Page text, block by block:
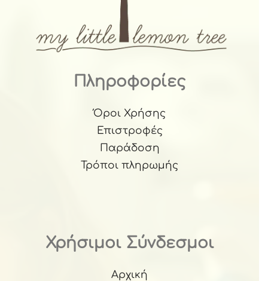
Πληροφορίες
Όροι Χρήσης
Επιστροφές
Παράδοση
Τρόποι πληρωμής
Χρήσιμοι Σύνδεσμοι
Αρχική